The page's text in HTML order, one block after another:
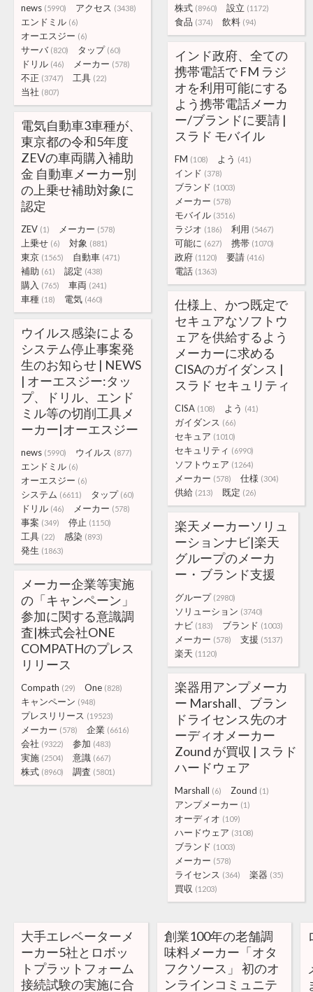
株式 (8960) 設立 (1172)
食品 (374) 飲料 (94)
news (5990) アクセス (3438)
エンドミル (6)
オーエスジー (6)
サーバ (820) タップ (60)
ドリル (46) メーカー (578)
不正 (3747) 工具 (22)
当社 (807)
インド政府、全ての
携帯電話で FM ラジ
オを利用可能にする
よう携帯電話メーカ
ー/ブランドに要請 |
スラド モバイル
FM (108) よう (41)
インド (378)
ブランド (1003)
メーカー (578)
モバイル (3516)
ラジオ (186) 利用 (5467)
可能に (627) 携帯 (1070)
政府 (1120) 要請 (416)
電話 (1363)
電気自動車3車種が、
東京都の令和5年度
ZEVの車両購入補助
金 自動車メーカー別
の上乗せ補助対象に
認定
ZEV (1) メーカー (578)
上乗せ (6) 対象 (881)
東京 (1565) 自動車 (471)
補助 (61) 認定 (438)
購入 (765) 車両 (241)
車種 (18) 電気 (460)
仕様上、かつ既定で
セキュアなソフトウ
ェアを供給するよう
メーカーに求める
CISAのガイダンス |
スラド セキュリティ
CISA (108) よう (41)
ガイダンス (66)
セキュア (1010)
セキュリティ (6990)
ソフトウェア (1264)
メーカー (578) 仕様 (304)
供給 (213) 既定 (26)
ウイルス感染による
システム停止事案発
生のお知らせ | NEWS
| オーエスジー:タッ
プ、ドリル、エンド
ミル等の切削工具メ
ーカー|オーエスジー
news (5990) ウイルス (877)
エンドミル (6)
オーエスジー (6)
システム (6611) タップ (60)
ドリル (46) メーカー (578)
事案 (349) 停止 (1150)
工具 (22) 感染 (893)
発生 (1863)
楽天メーカーソリュ
ーションナビ|楽天
グループのメーカ
ー・ブランド支援
グループ (2980)
ソリューション (3740)
ナビ (183) ブランド (1003)
メーカー (578) 支援 (5137)
楽天 (1120)
メーカー企業等実施
の「キャンペーン」
参加に関する意識調
査|株式会社ONE
COMPATHのプレス
リリース
Compath (29) One (828)
キャンペーン (948)
プレスリリース (19523)
メーカー (578) 企業 (6616)
会社 (9322) 参加 (483)
実施 (2504) 意識 (667)
株式 (8960) 調査 (5801)
楽器用アンプメーカ
ー Marshall、ブラン
ドライセンス先のオ
ーディオメーカー
Zound が買収 | スラド
ハードウェア
Marshall (6) Zound (1)
アンプメーカー (1)
オーディオ (109)
ハードウェア (3108)
ブランド (1003)
メーカー (578)
ライセンス (364) 楽器 (35)
買収 (1203)
大手エレベーターメ
ーカー5社とロボッ
トプラットフォーム
接続試験の実施に合
創業100年の老舗調
味料メーカー「オタ
フクソース」 初のオ
ンラインコミュニテ